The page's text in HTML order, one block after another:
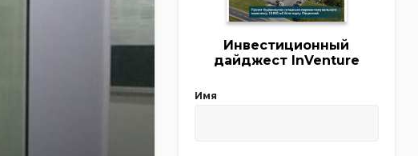
Инвестиционный
дайджест InVenture
Имя